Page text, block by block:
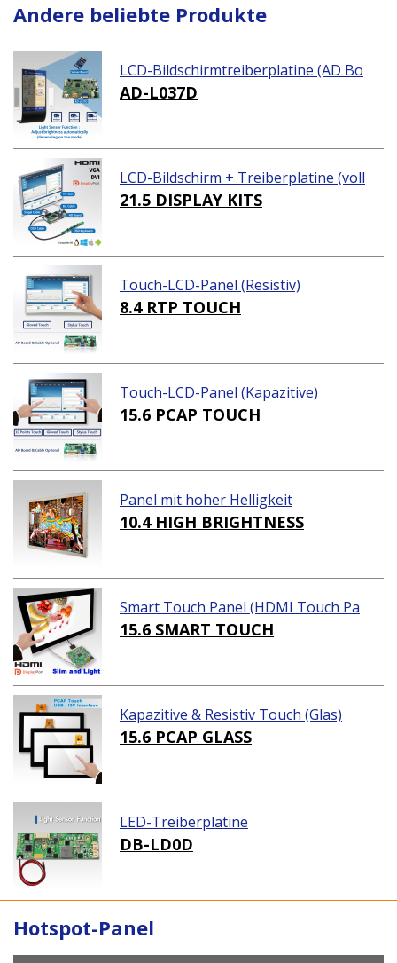
Andere beliebte Produkte
LCD-Bildschirmtreiberplatine (AD Bo
ard)
AD-L037D
LCD-Bildschirm + Treiberplatine (voll
ständiges Paket)
21.5 DISPLAY KITS
Touch-LCD-Panel (Resistiv)
8.4 RTP TOUCH
Touch-LCD-Panel (Kapazitive)
15.6 PCAP TOUCH
Panel mit hoher Helligkeit
10.4 HIGH BRIGHTNESS
Smart Touch Panel (HDMI Touch Pa
nel Lösungen)
15.6 SMART TOUCH
Kapazitive & Resistiv Touch (Glas)
15.6 PCAP GLASS
LED-Treiberplatine
DB-LD0D
Hotspot-Panel